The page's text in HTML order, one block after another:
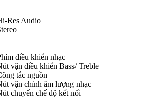
Res Audio
điều khiển nhạc
vặn điều khiển Bass/ Treble
tắc nguồn
vặn chỉnh âm lượng nhạc
chuyển chế độ kết nối